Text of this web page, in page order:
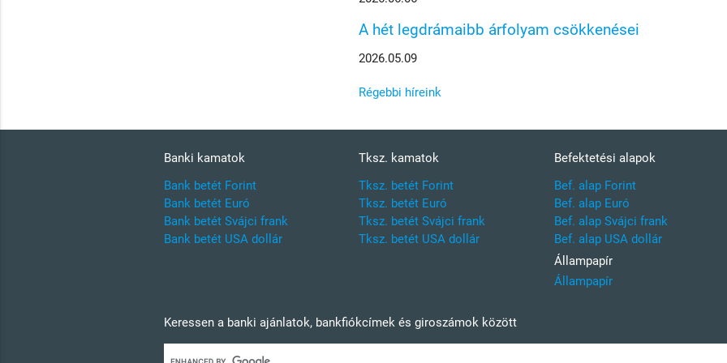
A hét legdrámaibb árfolyam csökkenései
2026.05.09
Régebbi híreink
Banki kamatok
Bank betét Forint
Bank betét Euró
Bank betét Svájci frank
Bank betét USA dollár
Tksz. kamatok
Tksz. betét Forint
Tksz. betét Euró
Tksz. betét Svájci frank
Tksz. betét USA dollár
Befektetési alapok
Bef. alap Forint
Bef. alap Euró
Bef. alap Svájci frank
Bef. alap USA dollár
Állampapír
Állampapír
Keressen a banki ajánlatok, bankfiókcímek és giroszámok között